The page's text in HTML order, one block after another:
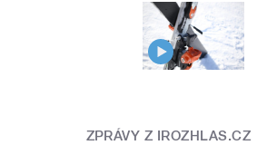
ZPRÁVY Z IROZHLAS.CZ